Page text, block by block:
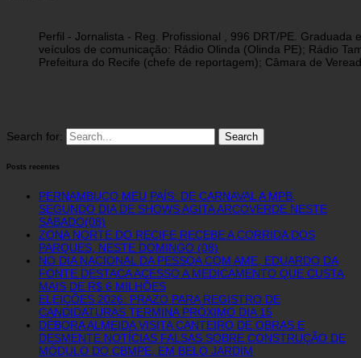
Perfil - Jornalista - Reg. Profissional , 996 DRT/PE.
veículos de comunicação: Rádio Olinda (Olinda PE); Rádio
Prefeitura do Recife (chefe de reportagem); Câmara de
Search for:
Posts recentes
PERNAMBUCO MEU PAÍS: DE CARNAVAL A MPB,
SEGUNDO DIA DE SHOWS AGITA ARCOVERDE NESTE
SÁBADO(08)
ZONA NORTE DO RECIFE RECEBE A CORRIDA DOS
PARQUES, NESTE DOMINGO (08)
NO DIA NACIONAL DA PESSOA COM AME, EDUARDO DA
FONTE DESTACA ACESSO A MEDICAMENTO QUE CUSTA
MAIS DE R$ 6 MILHÕES
ELEIÇÕES 2026: PRAZO PARA REGISTRO DE
CANDIDATURAS TERMINA PRÓXIMO DIA 15
DÉBORA ALMEIDA VISITA CANTEIRO DE OBRAS E
DESMENTE NOTÍCIAS FALSAS SOBRE CONSTRUÇÃO DE
MÓDULO DO CBMPE, EM BELO JARDIM